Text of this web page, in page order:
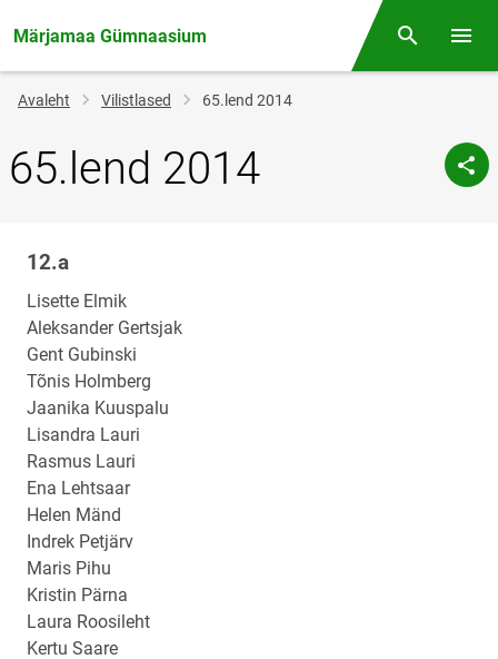
Märjamaa Gümnaasium Otsing
Jälglink
Avaleht Vilistlased 65.lend 2014
65.lend 2014
Klassi
nimi
12.a
Lisette Elmik
Aleksander Gertsjak
Gent Gubinski
Tõnis Holmberg
Jaanika Kuuspalu
Lisandra Lauri
Rasmus Lauri
Ena Lehtsaar
Helen Mänd
Indrek Petjärv
Maris Pihu
Kristin Pärna
Laura Roosileht
Kertu Saare